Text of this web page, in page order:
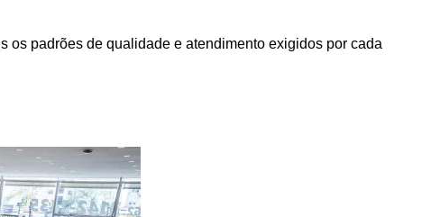
os padrões de qualidade e atendimento exigidos por cada